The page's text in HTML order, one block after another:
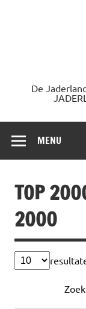
De
MENU
TOP
2000